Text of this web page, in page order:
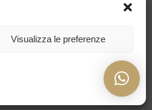
Visualizza le preferenze